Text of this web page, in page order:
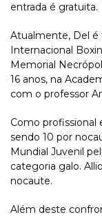
entrada é gratuita.
Atualmente, Del é
Internacional
Memorial
16 anos, na
com o professor
Como profissional
sendo 10 por
Mundial Juvenil
categoria galo.
nocaute.
Além deste